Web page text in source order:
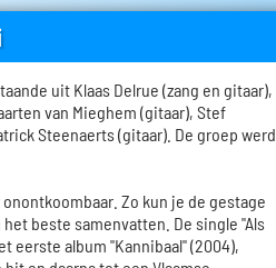
uit Klaas Delrue (zang en gitaar),
van Mieghem (gitaar), Stef
Steenaerts (gitaar). De groep werd
Zo kun je de gestage
beste samenvatten. De single "Als
eerste album "Kannibaal" (2004),